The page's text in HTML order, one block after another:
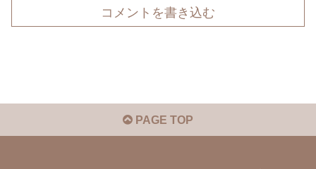
コメントを書き込む
PAGE TOP